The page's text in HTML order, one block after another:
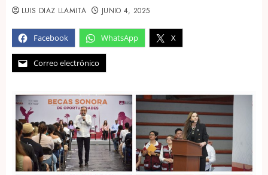
Facebook WhatsApp X
Correo electrónico
LUIS DIAZ LLAMITA JUNIO 4, 2025